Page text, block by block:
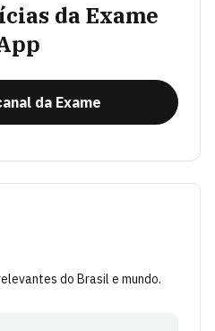
da Exame
da Exame
do Brasil e mundo.